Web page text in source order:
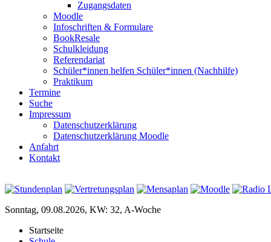
Zugangsdaten
Moodle
Infoschriften & Formulare
BookResale
Schulkleidung
Referendariat
Schüler*innen helfen Schüler*innen (Nachhilfe)
Praktikum
Termine
Suche
Impressum
Datenschutzerklärung
Datenschutzerklärung Moodle
Anfahrt
Kontakt
Sonntag, 09.08.2026, KW: 32, A-Woche
Startseite